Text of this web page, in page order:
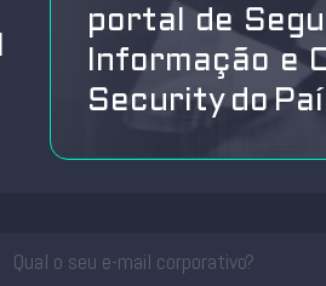
portal de
Informação e
Security do